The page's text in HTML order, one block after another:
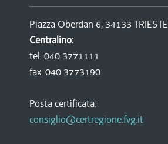
Piazza Oberdan 6, 34133 TRIESTE
Centralino:
tel. 040 3771111
fax. 040 3773190
Posta certificata:
consiglio@certregione.fvg.it